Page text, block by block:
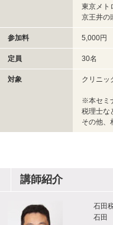
東京メト
京王井の
参加料 5,000円
定員 30名
対象 クリニッ
※本セミ
税理士な
その他、
講師紹介
石田
石田